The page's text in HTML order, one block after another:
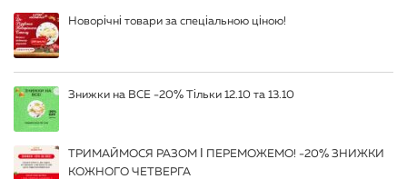
Новорічні товари за спеціальною ціною!
Знижки на ВСЕ -20% Тільки 12.10 та 13.10
ТРИМАЙМОСЯ РАЗОМ І ПЕРЕМОЖЕМО! -20% ЗНИЖКИ
КОЖНОГО ЧЕТВЕРГА